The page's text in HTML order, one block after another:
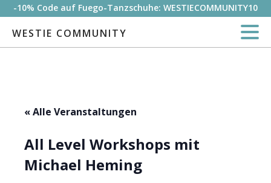
-10% Code auf Fuego-Tanzschuhe: WESTIECOMMUNITY10
WESTIE COMMUNITY
« Alle Veranstaltungen
All Level Workshops mit
Michael Heming